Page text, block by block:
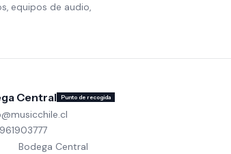
equipos de audio,
Central Punto de recogida
Bodega Central